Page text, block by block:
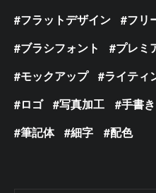
フラットデザイン
フリ
ブラシフォント
プレミ
モックアップ
ライティ
ロゴ
写真加工 手書き
筆記体
細字 配色